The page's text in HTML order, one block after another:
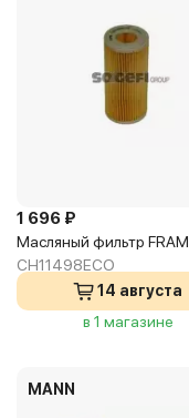
1 696 ₽
Масляный фильтр FRAM
CH11498ECO
14 августа
в 1 магазине
MANN